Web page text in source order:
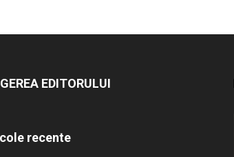
EDITORULUI
recente